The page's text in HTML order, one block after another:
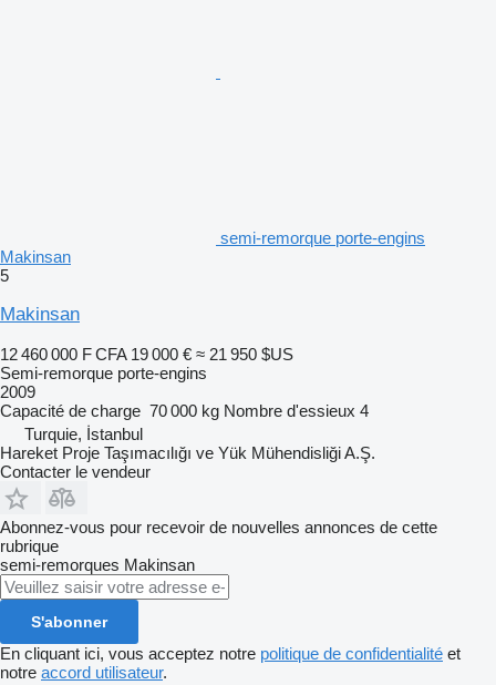
semi-remorque porte-engins
Makinsan
5
Makinsan
12 460 000 F CFA 19 000 € ≈ 21 950 $US
Semi-remorque porte-engins
2009
Capacité de charge 70 000 kg Nombre d'essieux 4
Turquie, İstanbul
Hareket Proje Taşımacılığı ve Yük Mühendisliği A.Ş.
Contacter le vendeur
Abonnez-vous pour recevoir de nouvelles annonces de cette
rubrique
semi-remorques Makinsan
S'abonner
En cliquant ici, vous acceptez notre politique de confidentialité et
notre accord utilisateur.